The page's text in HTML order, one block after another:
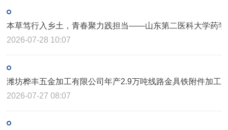
本草笃行入乡土，青春聚力践担当——山东第二医科大学药学
2026-07-28 10:07
潍坊桦丰五金加工有限公司年产2.9万吨线路金具铁附件加工
2026-07-27 08:07